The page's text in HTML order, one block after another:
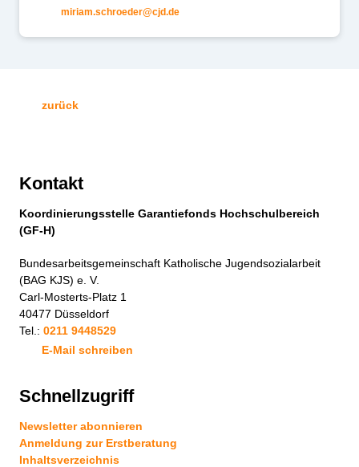
m r m schr d r cjd d
zurück
Kontakt
Koordinierungsstelle Garantiefonds Hochschulbereich
(GF-H)
Bundesarbeitsgemeinschaft Katholische Jugendsozialarbeit
(BAG KJS) e. V.
Carl-Mosterts-Platz 1
40477 Düsseldorf
Tel.: 0211 9448529
E-Mail schreiben
Schnellzugriff
Newsletter abonnieren
Anmeldung zur Erstberatung
Inhaltsverzeichnis